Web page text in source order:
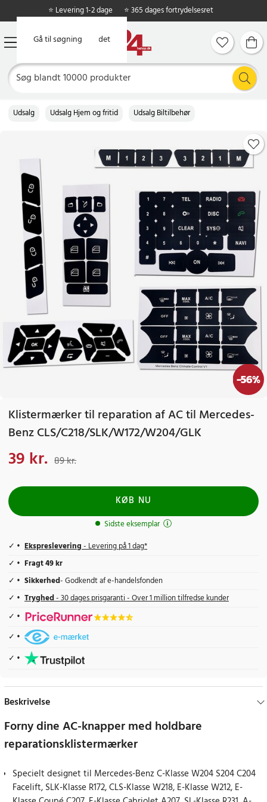
Gå til hovedindholdet
Gå til søgning
⭐ Levering 1-2 dage ⭐ 365 dages fortrydelsesret
Udsalg Udsalg Hjem og fritid Udsalg Biltilbehør
-56%
Klistermærker til reparation af AC til Mercedes-
Benz CLS/C218/SLK/W172/W204/GLK
Nuværende pris
39 kr. 89 kr.
KØB NU
Sidste eksemplar
Ekspreslevering- Levering på 1 dag*
Fragt 49 kr
Sikkerhed- Godkendt af e-handelsfonden
Tryghed- 30 dages prisgaranti - Over 1 million tilfredse kunder
Beskrivelse
Forny dine AC-knapper med holdbare
reparationsklistermærker
Specielt designet til Mercedes-Benz C-Klasse W204 S204 C204
Facelift, SLK-Klasse R172, CLS-Klasse W218, E-Klasse W212, E-